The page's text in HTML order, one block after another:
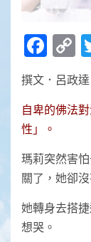
撰文．呂政達
自卑的佛法
性」。
瑪莉突然害
關了，她卻
她轉身去搭
想哭。